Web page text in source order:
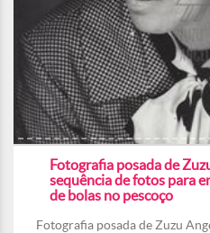
Fotografia posada de
sequência de fotos para
de bolas no pescoço
Fotografia posada de Zuzu